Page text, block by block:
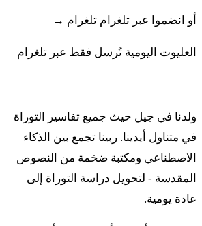
أو انضموا عبر تلغرام تلغرام →
العليوت اليومية تُرسل فقط عبر تلغرام
ولدنا في جيل حيث جميع تفاسير التوراة
في متناول أيدينا. ربينا تجمع بين الذكاء
الاصطناعي ومكتبة ضخمة من النصوص
المقدسة - لتحويل دراسة التوراة إلى
عادة يومية.